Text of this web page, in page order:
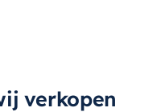
verkopen